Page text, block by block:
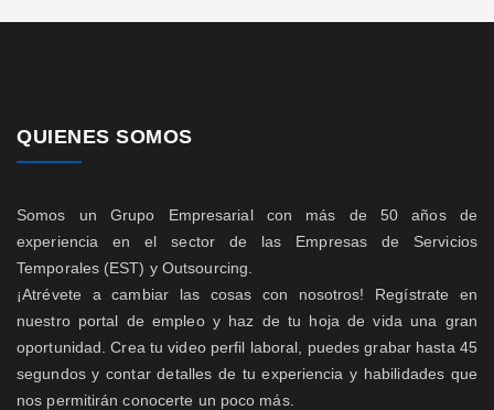
QUIENES SOMOS
Somos un Grupo Empresarial con más de 50 años de
experiencia en el sector de las Empresas de Servicios
Temporales (EST) y Outsourcing.
¡Atrévete a cambiar las cosas con nosotros! Regístrate en
nuestro portal de empleo y haz de tu hoja de vida una gran
oportunidad. Crea tu video perfil laboral, puedes grabar hasta 45
segundos y contar detalles de tu experiencia y habilidades que
nos permitirán conocerte un poco más.